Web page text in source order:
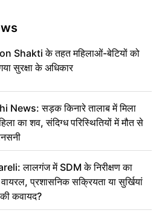
Shakti के तहत महिलाओं-बेटियों को
सुरक्षा के अधिकार
News: सड़क किनारे तालाब में मिला
का शव, संदिग्ध परिस्थितियों में मौत से
लालगंज में SDM के निरीक्षण का
वायरल, प्रशासनिक सक्रियता या सुर्खियां
कवायद?